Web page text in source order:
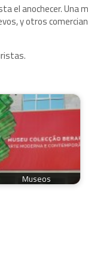
el anochecer. Una
y otros
Museos